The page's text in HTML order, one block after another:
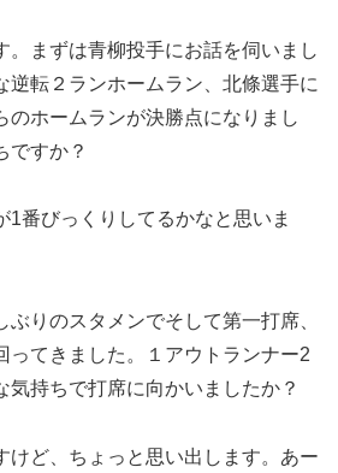
。まずは青柳投手にお話を伺いまし
逆転２ランホームラン、北條選手に
のホームランが決勝点になりまし
ですか？
1番びっくりしてるかなと思いま
ぶりのスタメンでそして第一打席、
ってきました。１アウトランナー2
気持ちで打席に向かいましたか？
けど、ちょっと思い出します。あー